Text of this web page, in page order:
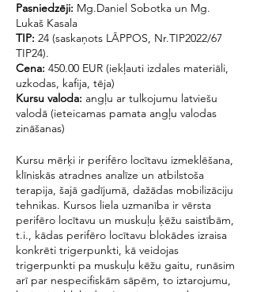
Pasniedzēji: Mg.Daniel Sobotka un Mg.
Lukaš Kasala
TIP: 24 (saskaņots LĀPPOS, Nr.TIP2022/67
TIP24).
Cena: 450.00 EUR (iekļauti izdales materiāli,
uzkodas, kafija, tēja)
Kursu valoda: angļu ar tulkojumu latviešu
valodā (ieteicamas pamata angļu valodas
zināšanas)
Kursu mērķi ir perifēro locītavu izmeklēšana,
klīniskās atradnes analīze un atbilstoša
terapija, šajā gadījumā, dažādas mobilizāciju
tehnikas. Kursos liela uzmanība ir vērsta
perifēro locītavu un muskuļu ķēžu saistībām,
t.i., kādas perifēro locītavu blokādes izraisa
konkrēti trigerpunkti, kā veidojas
trigerpunkti pa muskuļu kēžu gaitu, runāsim
arī par nespecifiskām sāpēm, to iztarojumu,